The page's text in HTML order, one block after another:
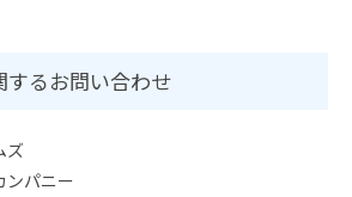
するお問い合わせ
ズ
ンパニー